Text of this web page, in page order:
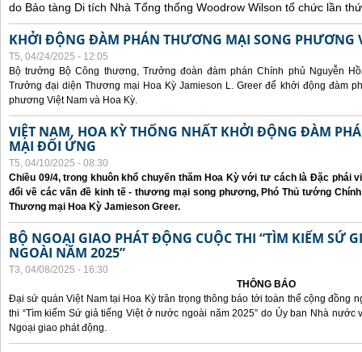
do Bảo tàng Di tích Nhà Tổng thống Woodrow Wilson tổ chức lần
KHỞI ĐỘNG ĐÀM PHÁN THƯƠNG MẠI SONG PHƯƠNG
T5, 04/24/2025 - 12:05
Bộ trưởng Bộ Công thương, Trưởng đoàn đàm phán Chính phủ Nguyễn
Trưởng đại diện Thương mại Hoa Kỳ Jamieson L. Greer để khởi động đàm
phương Việt Nam và Hoa Kỳ.
VIỆT NAM, HOA KỲ THỐNG NHẤT KHỞI ĐỘNG ĐÀM
MẠI ĐỐI ỨNG
T5, 04/10/2025 - 08:30
Chiều 09/4, trong khuôn khổ chuyến thăm Hoa Kỳ với tư cách là Đặc phái
đổi về các vấn đề kinh tế - thương mại song phương, Phó Thủ tướng
Thương mại Hoa Kỳ Jamieson Greer.
BỘ NGOẠI GIAO PHÁT ĐỘNG CUỘC THI “TÌM KIẾM SỨ
NGOÀI NĂM 2025”
T3, 04/08/2025 - 16:30
THÔNG BÁO
Đại sứ quán Việt Nam tại Hoa Kỳ trân trọng thông báo tới toàn thể cộng đồng
thi “Tìm kiếm Sứ giả tiếng Việt ở nước ngoài năm 2025” do Ủy ban Nhà
Ngoại giao phát động.